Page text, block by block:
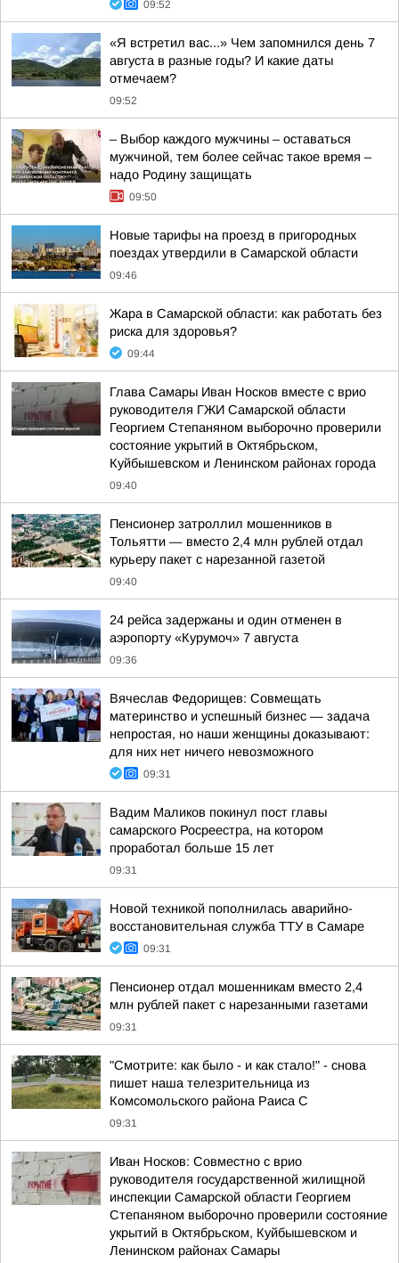
09:52
«Я встретил вас...» Чем запомнился день 7
августа в разные годы? И какие даты
отмечаем?
09:52
– Выбор каждого мужчины – оставаться
мужчиной, тем более сейчас такое время –
надо Родину защищать
09:50
Новые тарифы на проезд в пригородных
поездах утвердили в Самарской области
09:46
Жара в Самарской области: как работать без
риска для здоровья?
09:44
Глава Самары Иван Носков вместе с врио
руководителя ГЖИ Самарской области
Георгием Степаняном выборочно проверили
состояние укрытий в Октябрьском,
Куйбышевском и Ленинском районах города
09:40
Пенсионер затроллил мошенников в
Тольятти — вместо 2,4 млн рублей отдал
курьеру пакет с нарезанной газетой
09:40
24 рейса задержаны и один отменен в
аэропорту «Курумоч» 7 августа
09:36
Вячеслав Федорищев: Совмещать
материнство и успешный бизнес — задача
непростая, но наши женщины доказывают:
для них нет ничего невозможного
09:31
Вадим Маликов покинул пост главы
самарского Росреестра, на котором
проработал больше 15 лет
09:31
Новой техникой пополнилась аварийно-
восстановительная служба ТТУ в Самаре
09:31
Пенсионер отдал мошенникам вместо 2,4
млн рублей пакет с нарезанными газетами
09:31
"Смотрите: как было - и как стало!" - снова
пишет наша телезрительница из
Комсомольского района Раиса С
09:31
Иван Носков: Совместно с врио
руководителя государственной жилищной
инспекции Самарской области Георгием
Степаняном выборочно проверили состояние
укрытий в Октябрьском, Куйбышевском и
Ленинском районах Самары